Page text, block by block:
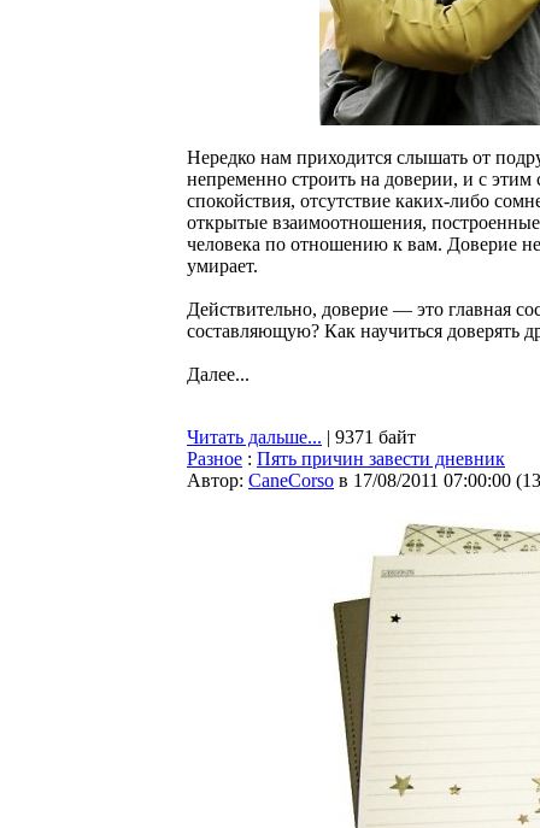
Нередко нам приходится слышать от
непременно строить на доверии, и с
спокойствия, отсутствие каких-либо
открытые взаимоотношения,
человека по отношению к вам. Доверие
умирает.
Действительно, доверие — это главная
составляющую? Как научиться доверять
Далее...
Читать дальше... | 9371 байт
Разное : Пять причин завести дневник
Автор: CaneCorso в 17/08/2011 07:00:00 (